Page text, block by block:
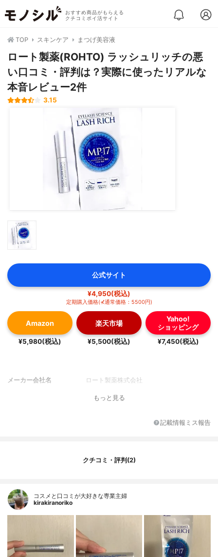
おすすめ商品がもらえる
クチコミポイ活サイト
TOP スキンケア まつげ美容液
ロート製薬(ROHTO) ラッシュリッチの悪
い口コミ・評判は？実際に使ったリアルな
本音レビュー2件
3.15
公式サイト
¥4,950(税込)
定期購入価格(⊀通常価格：5500円)
Amazon
¥5,980(税込)
楽天市場
¥5,500(税込)
Yahoo!
ショッピング
¥7,450(税込)
メーカー会社名 ロート製薬株式会社
もっと見る
記載情報ミス報告
クチコミ・評判(2)
コスメと口コミが大好きな専業主婦
kirakiranoriko